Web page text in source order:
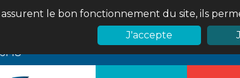
assurent le bon fonctionnement du site, ils
J'accepte
18